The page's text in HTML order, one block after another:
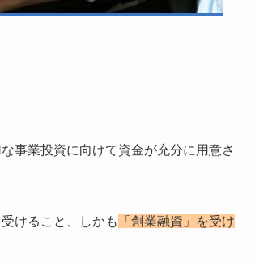
な事業投資に向けて資金が充分に用意さ
けること、しかも
「創業融資」を受け